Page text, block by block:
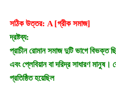
সঠিক উত্তর: A [গ্রীক সমাজ]
দ্রষ্টব্য:
প্রাচীন রোমান সমাজ দুটি ভাগে বিভক্ত
এবং প্লেবিয়ান বা দরিদ্র সাধারণ মানুষ।
প্রতিষ্ঠিত হয়েছিল